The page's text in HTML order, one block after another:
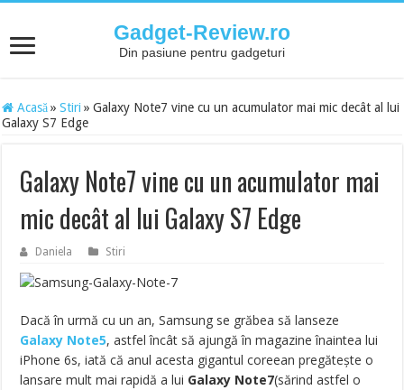
Gadget-Review.ro
Din pasiune pentru gadgeturi
Acasă » Stiri » Galaxy Note7 vine cu un acumulator mai mic decât al lui
Galaxy S7 Edge
Galaxy Note7 vine cu un acumulator mai
mic decât al lui Galaxy S7 Edge
Daniela Stiri
Dacă în urmă cu un an, Samsung se grăbea să lanseze
Galaxy Note5, astfel încât să ajungă în magazine înaintea lui
iPhone 6s, iată că anul acesta gigantul coreean pregătește o
lansare mult mai rapidă a lui Galaxy Note7(sărind astfel o